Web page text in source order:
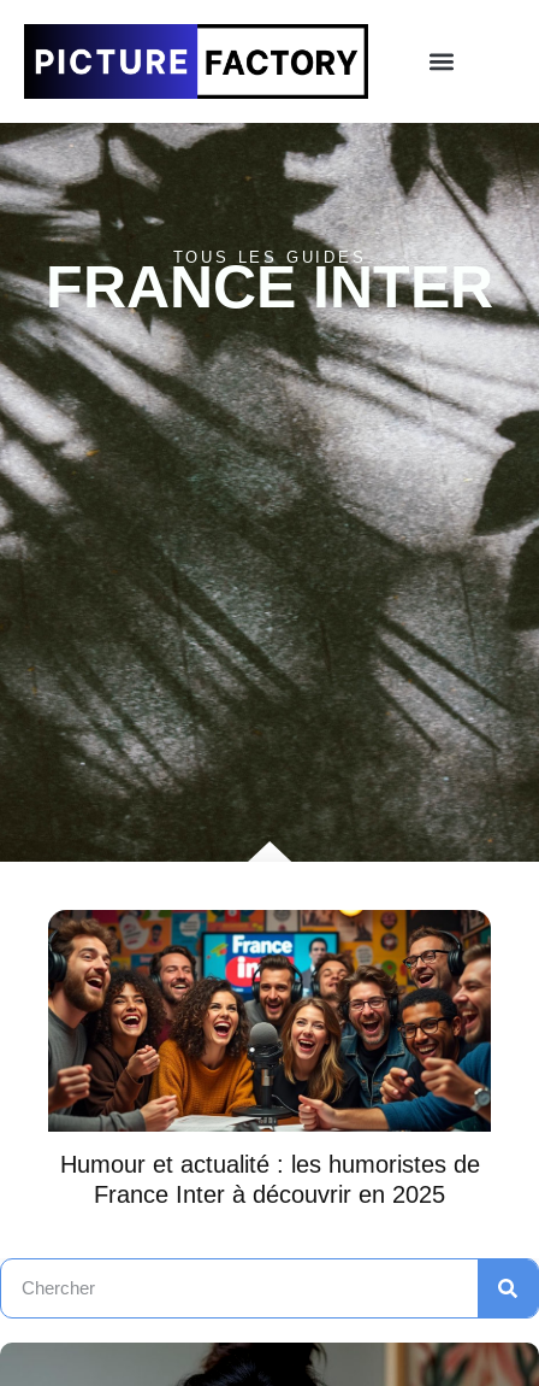
TOUS LES GUIDES
FRANCE INTER
Humour et actualité : les humoristes de
France Inter à découvrir en 2025